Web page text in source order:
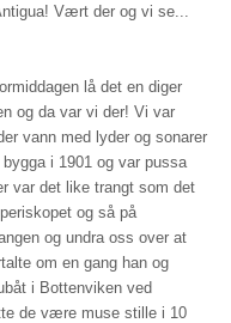
Vært der og vi se...
lå det en diger
og da var vi der! Vi var
vann med lyder og sonarer
i 1901 og var pussa
var det like trangt som det
og så på
og undra oss over at
om en gang han og
i Bottenviken ved
de være muse stille i 10